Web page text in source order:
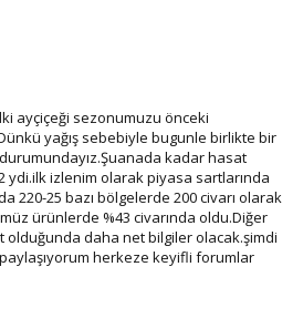
ayçiçeği sezonumuzu önceki
yağış sebebiyle bugunle birlikte bir
kadar hasat
ydi.ilk izlenim olarak piyasa sartlarında
220-25 bazı bölgelerde 200 civarı olarak
ürünlerde %43 civarında oldu.Diğer
daha net bilgiler olacak.şimdi
herkeze keyifli forumlar